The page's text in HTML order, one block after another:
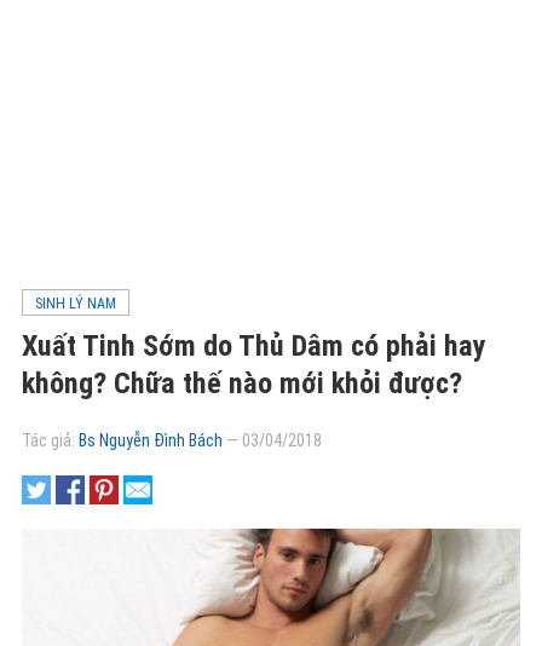
SINH LÝ NAM
Xuất Tinh Sớm do Thủ Dâm có phải hay
không? Chữa thế nào mới khỏi được?
Tác giả: Bs Nguyễn Đình Bách — 03/04/2018